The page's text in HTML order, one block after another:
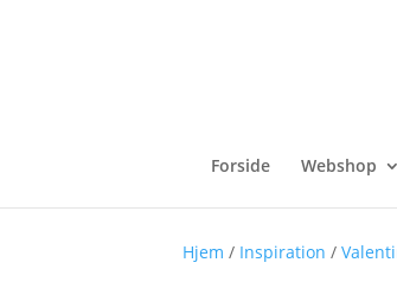
Forside Webshop
Hjem / Inspiration /